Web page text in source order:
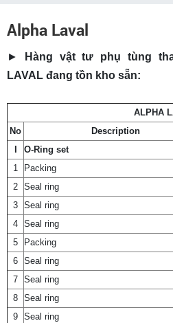
Alpha Laval
►
Hàng vật tư phụ tùng
LAVAL đang tồn kho sẵn:
ALPHA
No
Description
O-Ring set
1
Packing
2 Seal ring
3 Seal ring
4 Seal ring
5
Packing
6 Seal ring
7 Seal ring
8 Seal ring
9 Seal ring